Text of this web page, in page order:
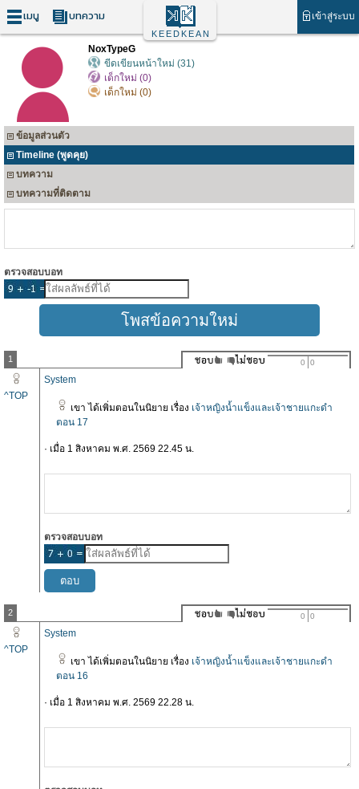
เมนู บทความ เข้าสู่ระบบ
KEEDKEAN
NoxTypeG
ขีดเขียนหน้าใหม่ (31)
เด็กใหม่ (0)
เด็กใหม่ (0)
ข้อมูลส่วนตัว
Timeline (พูดคุย)
บทความ
บทความที่ติดตาม
ตรวจสอบบอท
1 0 0
^TOP
System
เขา ได้เพิ่มตอนในนิยาย เรื่อง เจ้าหญิงน้ำแข็งและเจ้าชายแกะดำ
ตอน 17
· เมื่อ 1 สิงหาคม พ.ศ. 2569 22.45 น.
ตรวจสอบบอท
2 0 0
^TOP
System
เขา ได้เพิ่มตอนในนิยาย เรื่อง เจ้าหญิงน้ำแข็งและเจ้าชายแกะดำ
ตอน 16
· เมื่อ 1 สิงหาคม พ.ศ. 2569 22.28 น.